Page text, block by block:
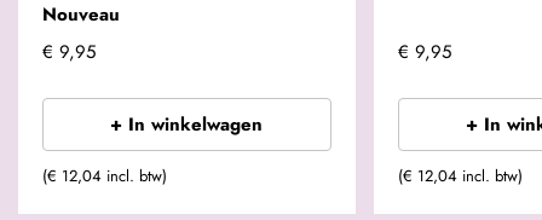
Nouveau
€ 9,95
+ In winkelwagen
(€ 12,04 incl. btw)
€ 9,95
+ In
(€ 12,04 incl. btw)